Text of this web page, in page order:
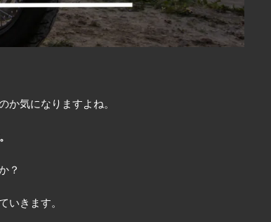
か気になりますよね。
？
いきます。